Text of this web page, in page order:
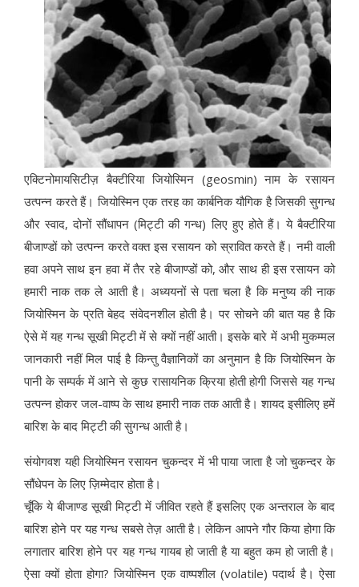
एक्टिनोमायसिटीज़ बैक्टीरिया जियोस्मिन (geosmin) नाम के रसायन
उत्पन्न करते हैं। जियोस्मिन एक तरह का कार्बनिक यौगिक है जिसकी सुगन्ध
और स्वाद, दोनों सौंधापन (मिट्टी की गन्ध) लिए हुए होते हैं। ये बैक्टीरिया
बीजाण्डों को उत्पन्न करते वक्त इस रसायन को स्रावित करते हैं। नमी वाली
हवा अपने साथ इन हवा में तैर रहे बीजाण्डों को, और साथ ही इस रसायन को
हमारी नाक तक ले आती है। अध्ययनों से पता चला है कि मनुष्य की नाक
जियोस्मिन के प्रति बेहद संवेदनशील होती है। पर सोचने की बात यह है कि
ऐसे में यह गन्ध सूखी मिट्टी में से क्यों नहीं आती। इसके बारे में अभी मुकम्मल
जानकारी नहीं मिल पाई है किन्तु वैज्ञानिकों का अनुमान है कि जियोस्मिन के
पानी के सम्पर्क में आने से कुछ रासायनिक क्रिया होती होगी जिससे यह गन्ध
उत्पन्न होकर जल-वाष्प के साथ हमारी नाक तक आती है। शायद इसीलिए हमें
बारिश के बाद मिट्टी की सुगन्ध आती है।
संयोगवश यही जियोस्मिन रसायन चुकन्दर में भी पाया जाता है जो चुकन्दर के
सौंधेपन के लिए ज़िम्मेदार होता है।
चूँकि ये बीजाण्ड सूखी मिट्टी में जीवित रहते हैं इसलिए एक अन्तराल के बाद
बारिश होने पर यह गन्ध सबसे तेज़ आती है। लेकिन आपने गौर किया होगा कि
लगातार बारिश होने पर यह गन्ध गायब हो जाती है या बहुत कम हो जाती है।
ऐसा क्यों होता होगा? जियोस्मिन एक वाष्पशील (volatile) पदार्थ है। ऐसा